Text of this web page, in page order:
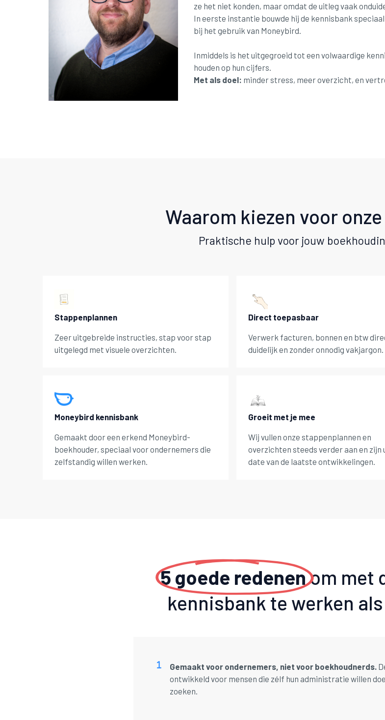
ze het niet konden, maar omdat de uitleg vaak
In eerste instantie bouwde hij de kennisbank
bij het gebruik van Moneybird.
Inmiddels is het uitgegroeid tot een volwaardige
houden op hun cijfers.
Met als doel: minder stress, meer overzicht, en
Waarom kiezen voor
Praktische hulp voor jouw
Stappenplannen
Zeer uitgebreide instructies, stap voor stap
uitgelegd met visuele overzichten.
Direct toepasbaar
Verwerk facturen, bonnen en btw
duidelijk en zonder onnodig vakjargon.
Moneybird kennisbank
Gemaakt door een erkend Moneybird-
boekhouder, speciaal voor ondernemers die
zelfstandig willen werken.
Groeit met je mee
Wij vullen onze stappenplannen en
overzichten steeds verder aan en zijn
date van de laatste ontwikkelingen.
5 goede redenenom met
kennisbank te werken
Gemaakt voor ondernemers, niet voor boekhoudnerds.
ontwikkeld voor mensen die zélf hun administratie willen
zoeken.